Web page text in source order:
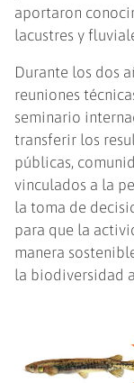
aportaron
lacustres y
Durante los dos
reuniones
seminario
transferir los
públicas,
vinculados a la
la toma de
para que la
manera
la biodiversidad